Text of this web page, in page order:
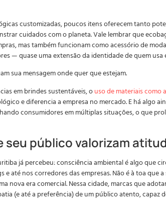
customizadas, poucos itens oferecem tanto
cuidados com o planeta. Vale lembrar que
mas também funcionam como acessório de
— quase uma extensão da identidade de quem usa
sua mensagem onde quer que estejam.
em brindes sustentáveis, o uso de materiais como
e diferencia a empresa no mercado. E há algo
consumidores em múltiplas situações, o que
seu público valorizam
já percebeu: consciência ambiental é algo que
e até nos corredores das empresas. Não é à toa que
nova era comercial. Nessa cidade, marcas que
(e até a preferência) de um público atento, capaz